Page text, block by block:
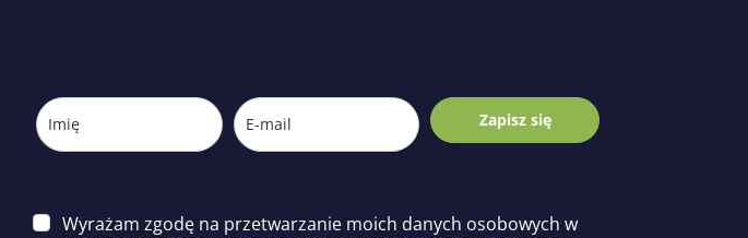
Zapisz się
Wyrażam zgodę na przetwarzanie moich danych osobowych w